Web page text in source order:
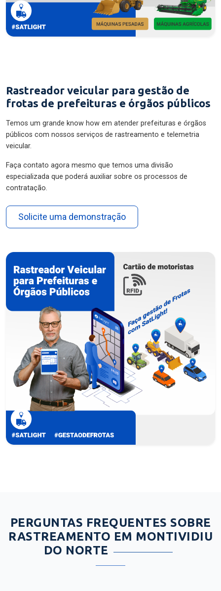
Rastreador veicular para gestão de
frotas de prefeituras e órgãos públicos
Temos um grande know how em atender prefeituras e órgãos
públicos com nossos serviços de rastreamento e telemetria
veicular.
Faça contato agora mesmo que temos uma divisão
especializada que poderá auxiliar sobre os processos de
contratação.
Solicite uma demonstração
PERGUNTAS FREQUENTES SOBRE
RASTREAMENTO EM MONTIVIDIU
DO NORTE